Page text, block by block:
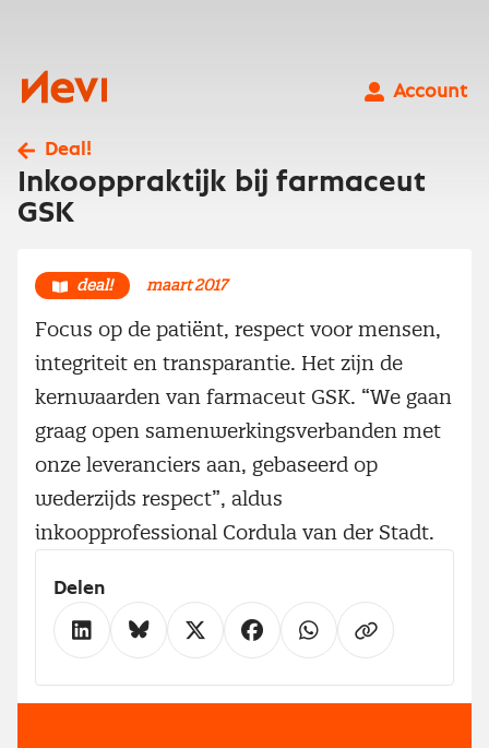
Nevi
Account
Deal!
Inkooppraktijk bij farmaceut
GSK
deal! maart 2017
Focus op de patiënt, respect voor mensen,
integriteit en transparantie. Het zijn de
kernwaarden van farmaceut GSK. “We gaan
graag open samenwerkingsverbanden met
onze leveranciers aan, gebaseerd op
wederzijds respect”, aldus
inkoopprofessional Cordula van der Stadt.
Delen